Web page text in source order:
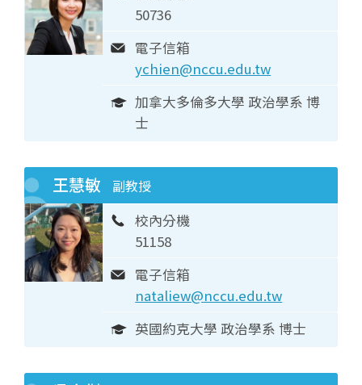
50736
電子信箱
ychien@nccu.edu.tw
加拿大多倫多大學 政治學系 博
士
王慧敏 副教授
校內分機
51158
電子信箱
nataliew@nccu.edu.tw
英國約克大學 政治學系 博士